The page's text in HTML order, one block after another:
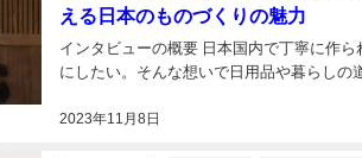
える日本のものづくりの魅力
2023年11月8日
インタビューの概要 日本国内で丁寧に作
にしたい。そんな想いで日用品や暮らしの